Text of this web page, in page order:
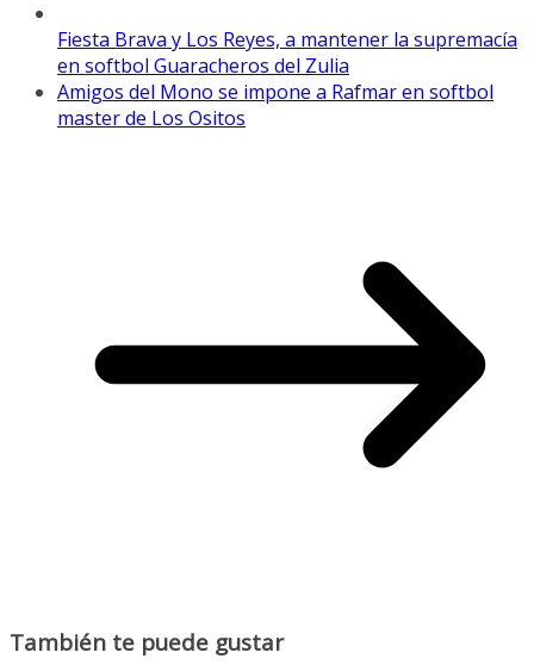
Fiesta Brava y Los Reyes, a mantener la supremacía
en softbol Guaracheros del Zulia
Amigos del Mono se impone a Rafmar en softbol
master de Los Ositos
También te puede gustar